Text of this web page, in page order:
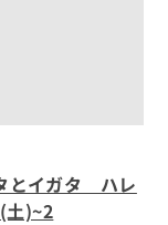
とイガタ ハレ
土)~2